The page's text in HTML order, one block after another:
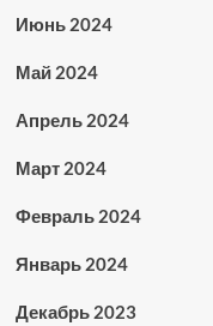
Июнь 2024
Май 2024
Апрель 2024
Март 2024
Февраль 2024
Январь 2024
Декабрь 2023